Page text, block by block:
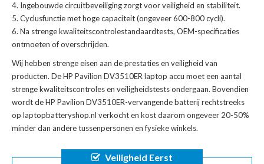
Ingebouwde circuitbeveiliging zorgt voor veiligheid en stabiliteit.
Cyclusfunctie met hoge capaciteit (ongeveer 600-800 cycli).
Na strenge kwaliteitscontrolestandaardtests, OEM-specificaties
ontmoeten of overschrijden.
Wij hebben strenge eisen aan de prestaties en veiligheid van
producten. DeHP Pavilion DV3510ER laptop accu moet een aantal
strenge kwaliteitscontroles en veiligheidstests ondergaan. Bovendien
wordt deHP Pavilion DV3510ER-vervangende batterijrechtstreeks
op laptopbatteryshop.nl verkocht en kost daarom ongeveer 20-50%
minder dan andere tussenpersonen en fysieke winkels.
Veiligheid Eerst